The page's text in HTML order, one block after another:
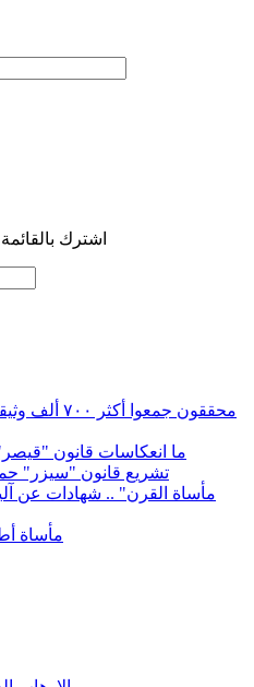
اشترك
محققون
ما انعكاسات قانون
تشريع قانون "سيزر"
مأساة